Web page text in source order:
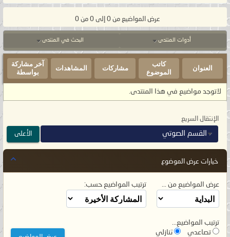
عرض المواضيع من 0 إلى 0 من 0
أدوات المنتدى البحث في المنتدى
العنوان
كاتب
الموضوع
مشاركات المشاهدات
آخر مشاركة
بواسطة
لاتوجد مواضيع في هذا المنتدى.
الإنتقال السريع
القسم الصوتي الأعلى
خيارات عرض الموضوع
عرض المواضيع من ... ترتيب المواضيع حسب:
ترتيب المواضيع...
تصاعدي
تنازلي